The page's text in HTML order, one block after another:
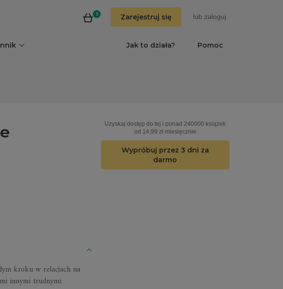
0 Zarejestruj się lub zaloguj
Pomoc
Jak to działa?
Uzyskaj dostęp do tej i ponad 240000 książek
od 14,99 zł miesięcznie
Wypróbuj przez 3 dni za
darmo
kroku w relacjach na
innymi trudnymi